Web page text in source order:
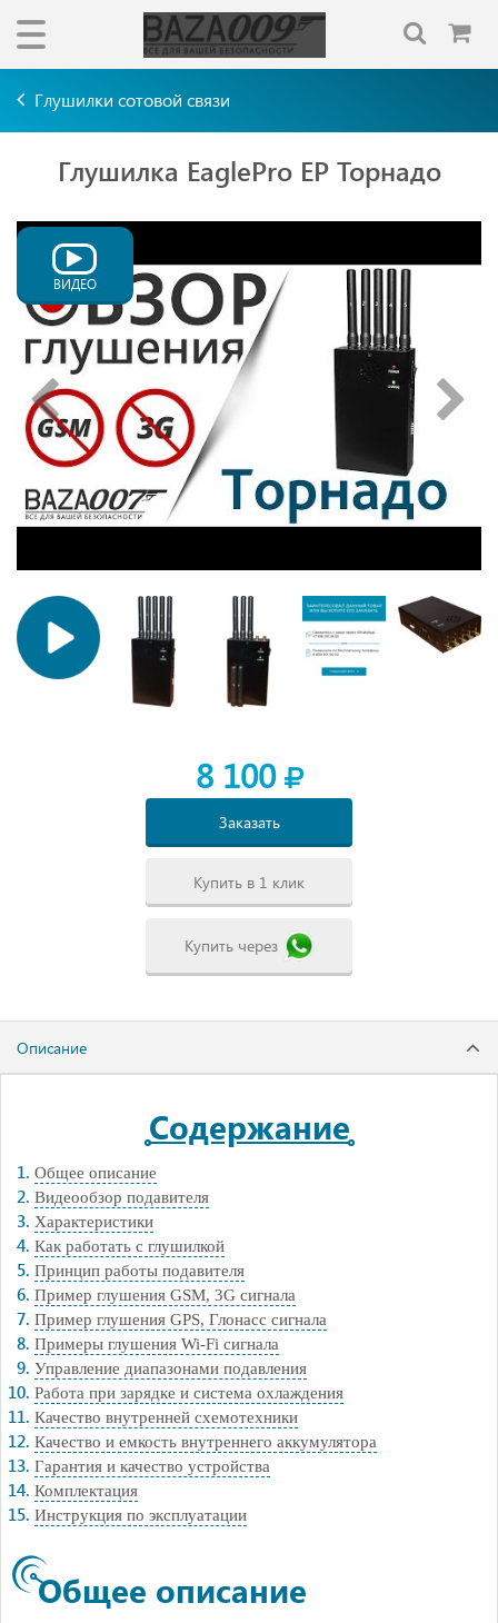
Глушилки сотовой связи
Глушилка EaglePro EP Торнадо
ВИДЕО
8 100
Заказать
Купить в 1 клик
Купить через
Описание
Содержание
Общее описание
Видеообзор подавителя
Характеристики
Как работать с глушилкой
Принцип работы подавителя
Пример глушения GSM, 3G сигнала
Пример глушения GPS, Глонасс сигнала
Примеры глушения Wi-Fi сигнала
Управление диапазонами подавления
Работа при зарядке и система охлаждения
Качество внутренней схемотехники
Качество и емкость внутреннего аккумулятора
Гарантия и качество устройства
Комплектация
Инструкция по эксплуатации
Общее описание